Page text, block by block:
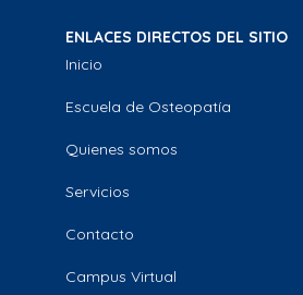
ENLACES DIRECTOS DEL SITIO
Inicio
Escuela de Osteopatía
Quienes somos
Servicios
Contacto
Campus Virtual